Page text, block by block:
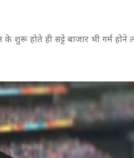
शुरू होते ही सट्टे बाजार भी गर्म